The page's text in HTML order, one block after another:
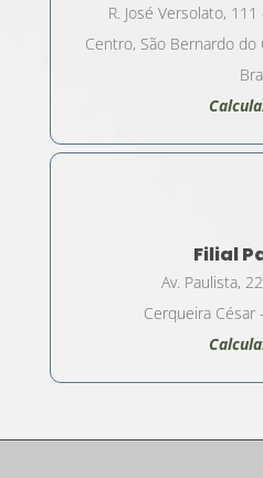
R. José Versolato,
Centro, São Bernardo do
Filial
Av. Paulista,
Cerqueira César